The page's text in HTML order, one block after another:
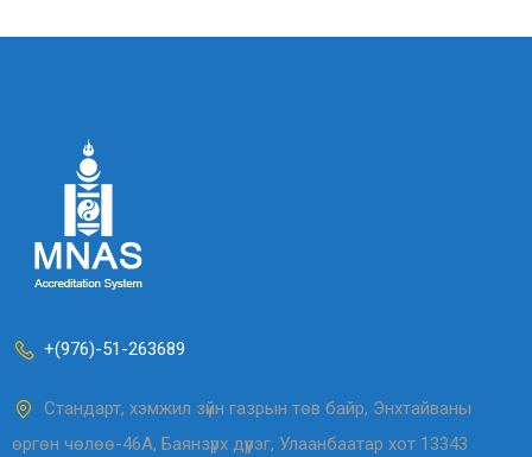
+(976)-51-263689
Стандарт, хэмжил зүйн газрын төв байр, Энхтайваны
өргөн чөлөө-46А, Баянзүрх дүүрэг, Улаанбаатар хот 13343